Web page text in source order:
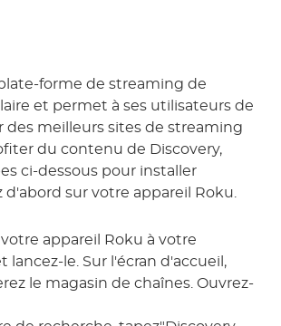
forme de streaming de
et permet à ses utilisateurs de
des meilleurs sites de streaming
du contenu de Discovery,
ci-dessous pour installer
d'abord sur votre appareil Roku.
appareil Roku à votre
lancez-le. Sur l'écran d'accueil,
le magasin de chaînes. Ouvrez-